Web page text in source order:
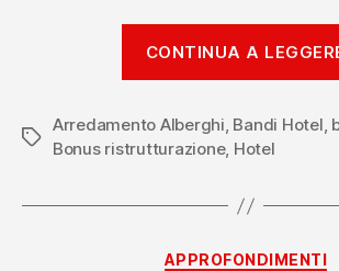
CONTINUA A
Tag
Arredamento Alberghi, Bandi Hotel,
Bonus ristrutturazione, Hotel
Categorie
APPROFONDIMENTI